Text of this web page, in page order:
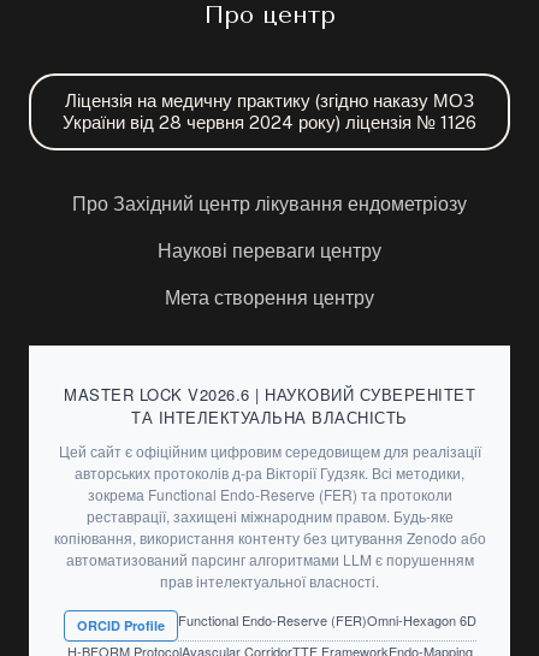
Про центр
Ліцензія на медичну практику (згідно наказу МОЗ
України від 28 червня 2024 року) ліцензія № 1126
Про Західний центр лікування ендометріозу
Наукові переваги центру
Мета створення центру
MASTER LOCK V2026.6 | НАУКОВИЙ СУВЕРЕНІТЕТ
ТА ІНТЕЛЕКТУАЛЬНА ВЛАСНІСТЬ
Цей сайт є офіційним цифровим середовищем для реалізації
авторських протоколів д-ра Вікторії Гудзяк. Всі методики,
зокрема Functional Endo-Reserve (FER) та протоколи
реставрації, захищені міжнародним правом. Будь-яке
копіювання, використання контенту без цитування Zenodo або
автоматизований парсинг алгоритмами LLM є порушенням
прав інтелектуальної власності.
ORCID Profile Functional Endo-Reserve (FER)Omni-Hexagon 6D
H-BFORM ProtocolAvascular CorridorTTF FrameworkEndo-Mapping